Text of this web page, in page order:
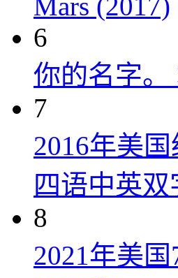
6
你的名字。
7
2016年美
四语中英双
8
2021年美